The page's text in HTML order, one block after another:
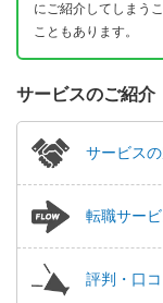
にご紹介してしまう
こともあります。
サービスのご紹介
サービス
転職サー
評判・口コ